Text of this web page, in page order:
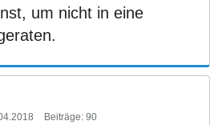
um nicht in eine
Beiträge: 90